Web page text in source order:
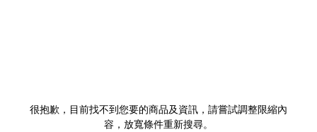
很抱歉，目前找不到您要的商品及資訊，請嘗試調整限縮內
容，放寬條件重新搜尋。